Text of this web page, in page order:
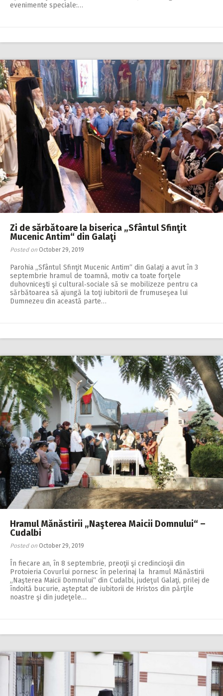
evenimente speciale:…
Zi de sărbătoare la biserica „Sfântul Sfinţit
Mucenic Antim“ din Galaţi
Posted on October 29, 2019
Parohia „Sfântul Sfinţit Mucenic Antim“ din Galaţi a avut în 3
septembrie hramul de toamnă, motiv ca toate forţele
duhovniceşti şi cultural‑sociale să se mobilizeze pentru ca
sărbătoarea să ajungă la toţi iubitorii de frumuseşea lui
Dumnezeu din această parte…
Hramul Mănăstirii „Naşterea Maicii Domnului“ –
Cudalbi
Posted on October 29, 2019
În fiecare an, în 8 septembrie, preoţii şi credincioşii din
Protoieria Covurlui pornesc în pelerinaj la hramul Mănăstirii
„Naşterea Maicii Domnului“ din Cudalbi, judeţul Galaţi, prilej de
îndoită bucurie, aşteptat de iubitorii de Hristos din părţile
noastre şi din judeţele…